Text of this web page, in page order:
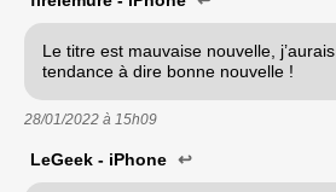
Le titre est mauvaise nouvelle, j’aurais
tendance à dire bonne nouvelle !
28/01/2022 à 15h09
LeGeek - iPhone ↩